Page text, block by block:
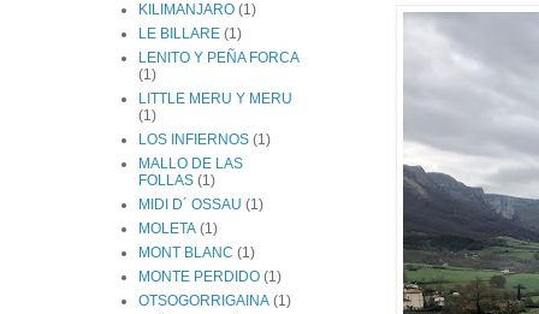
KILIMANJARO (1)
LE BILLARE (1)
LENITO Y PEÑA FORCA
(1)
LITTLE MERU Y MERU
(1)
LOS INFIERNOS (1)
MALLO DE LAS
FOLLAS (1)
MIDI D´ OSSAU (1)
MOLETA (1)
MONT BLANC (1)
MONTE PERDIDO (1)
OTSOGORRIGAINA (1)